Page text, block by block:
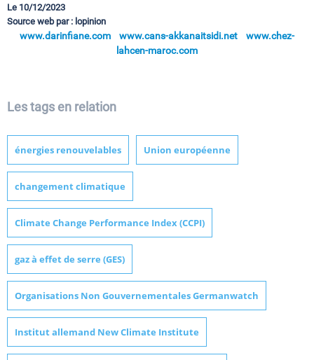
Le 10/12/2023
Source web par : lopinion
www.darinfiane.com www.cans-akkanaitsidi.net
www.chez-
lahcen-maroc.com
Les tags en relation
énergies renouvelables Union européenne
changement climatique
Climate Change Performance Index (CCPI)
gaz à effet de serre (GES)
Organisations Non Gouvernementales Germanwatch
Institut allemand New Climate Institute